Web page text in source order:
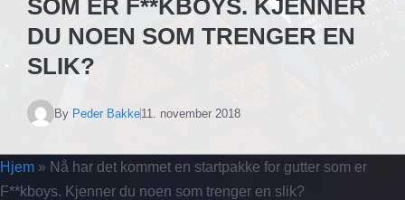
SOM ER F**KBOYS. KJENNER
DU NOEN SOM TRENGER EN
SLIK?
By Peder Bakke11. november 2018
Hjem » Nå har det kommet en startpakke for gutter som er
F**kboys. Kjenner du noen som trenger en slik?